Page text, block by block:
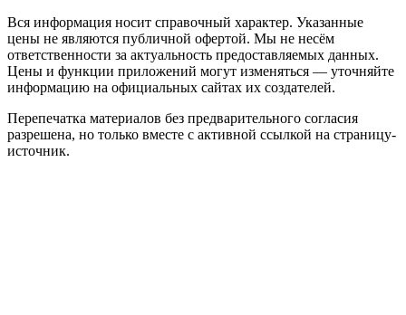
Вся информация носит справочный характер. Указанные
цены не являются публичной офертой. Мы не несём
ответственности за актуальность предоставляемых данных.
Цены и функции приложений могут изменяться — уточняйте
информацию на официальных сайтах их создателей.
Перепечатка материалов без предварительного согласия
разрешена, но только вместе с активной ссылкой на страницу-
источник.